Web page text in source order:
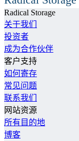
Radical Storage
关于我们
投资者
成为合作伙伴
客户支持
如何寄存
常见问题
联系我们
网站资源
所有目的地
博客